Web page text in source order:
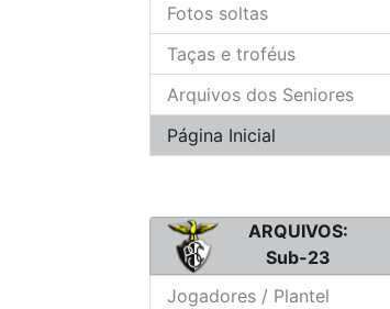
Fotos soltas
Taças e troféus
Arquivos dos Seniores
Página Inicial
ARQUIVOS:
Sub-23
Jogadores / Plantel